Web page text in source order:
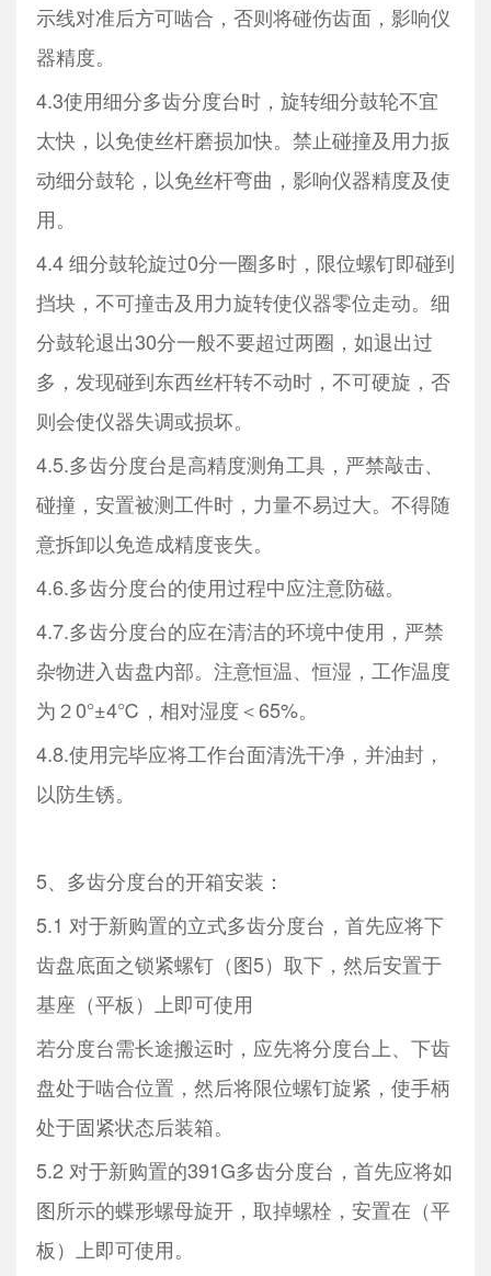
示线对准后方可啮合，否则将碰伤齿面，影响仪
器精度。
4.3使用细分多齿分度台时，旋转细分鼓轮不宜
太快，以免使丝杆磨损加快。禁止碰撞及用力扳
动细分鼓轮，以免丝杆弯曲，影响仪器精度及使
用。
4.4 细分鼓轮旋过0分一圈多时，限位螺钉即碰到
挡块，不可撞击及用力旋转使仪器零位走动。细
分鼓轮退出30分一般不要超过两圈，如退出过
多，发现碰到东西丝杆转不动时，不可硬旋，否
则会使仪器失调或损坏。
4.5.多齿分度台是高精度测角工具，严禁敲击、
碰撞，安置被测工件时，力量不易过大。不得随
意拆卸以免造成精度丧失。
4.6.多齿分度台的使用过程中应注意防磁。
4.7.多齿分度台的应在清洁的环境中使用，严禁
杂物进入齿盘内部。注意恒温、恒湿，工作温度
为２0°±4℃，相对湿度＜65%。
4.8.使用完毕应将工作台面清洗干净，并油封，
以防生锈。
5、多齿分度台的开箱安装：
5.1 对于新购置的立式多齿分度台，首先应将下
齿盘底面之锁紧螺钉（图5）取下，然后安置于
基座（平板）上即可使用
若分度台需长途搬运时，应先将分度台上、下齿
盘处于啮合位置，然后将限位螺钉旋紧，使手柄
处于固紧状态后装箱。
5.2 对于新购置的391G多齿分度台，首先应将如
图所示的蝶形螺母旋开，取掉螺栓，安置在（平
板）上即可使用。